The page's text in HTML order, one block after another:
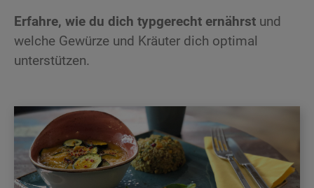
Erfahre, wie du dich typgerecht ernährst und
welche Gewürze und Kräuter dich optimal
unterstützen.